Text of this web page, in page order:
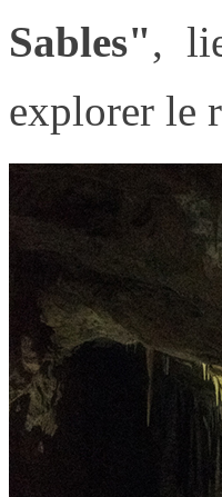
Sables",
explorer le